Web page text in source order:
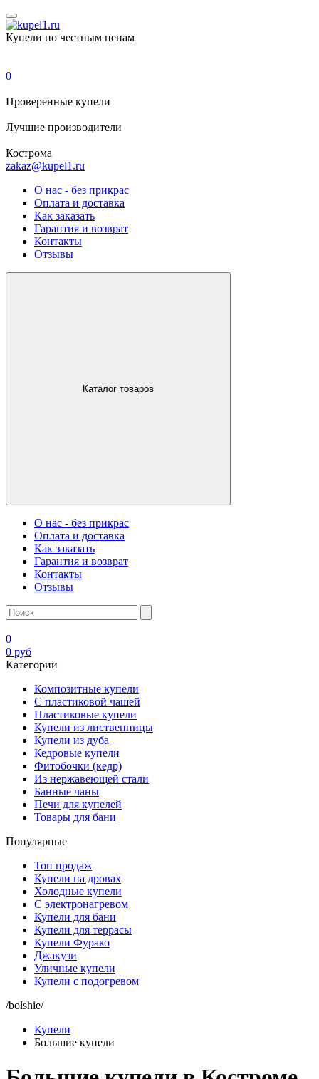
Купели по честным ценам
0
Проверенные купели
Лучшие производители
Кострома
zakaz@kupel1.ru
О нас - без прикрас
Оплата и доставка
Как заказать
Гарантия и возврат
Контакты
Отзывы
Каталог товаров
О нас - без прикрас
Оплата и доставка
Как заказать
Гарантия и возврат
Контакты
Отзывы
0
0 руб
Категории
Композитные купели
С пластиковой чашей
Пластиковые купели
Купели из лиственницы
Купели из дуба
Кедровые купели
Фитобочки (кедр)
Из нержавеющей стали
Банные чаны
Печи для купелей
Товары для бани
Популярные
Топ продаж
Купели на дровах
Холодные купели
С электронагревом
Купели для бани
Купели для террасы
Купели Фурако
Джакузи
Уличные купели
Купели с подогревом
/bolshie/
Купели
Большие купели